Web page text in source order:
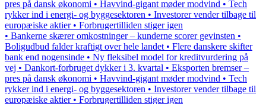
pres på dansk økonomi • Havvind-gigant møder modvind • Tech
rykker ind i energi- og byggesektoren • Investorer vender tilbage til
europæiske aktier • Forbrugertilliden stiger igen
• Bankerne skærer omkostninger – kunderne scorer gevinsten •
Boligudbud falder kraftigt over hele landet • Flere danskere skifter
bank end nogensinde • Ny fleksibel model for kreditvurdering på
vej • Dankort-forbruget dykker i 3. kvartal • Eksporten bremser –
pres på dansk økonomi • Havvind-gigant møder modvind • Tech
rykker ind i energi- og byggesektoren • Investorer vender tilbage til
europæiske aktier • Forbrugertilliden stiger igen